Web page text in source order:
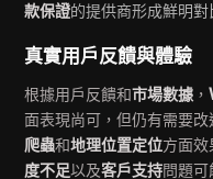
款保證的提供商形成鮮明對
真實用戶反饋與體驗
根據用戶反饋和市場數據 ，
面表現尚可，但仍有需要
爬蟲和地理位置定位方面
度不足以及客戶支持問題